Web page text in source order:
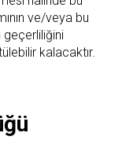
ve/veya bu
geçerliliğini
kalacaktır.